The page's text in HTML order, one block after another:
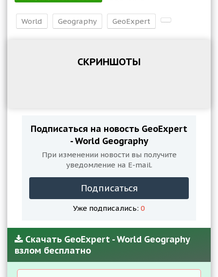
World Geography GeoExpert
СКРИНШОТЫ
Подписаться на новость GeoExpert
- World Geography
При изменении новости вы получите
уведомление на E-mail.
Подписаться
Уже подписались: 0
Скачать GeoExpert - World Geography
взлом бесплатно